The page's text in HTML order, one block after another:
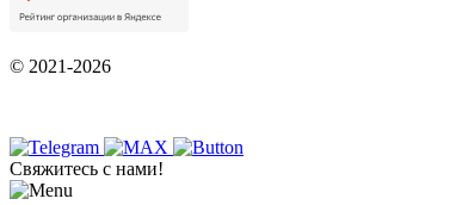
© 2021-2026
Свяжитесь с нами!